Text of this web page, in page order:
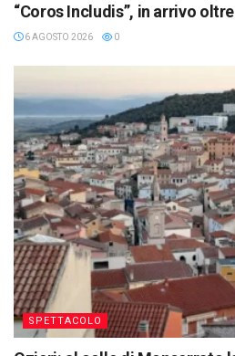
“Coros Includis”, in arrivo
6 AGOSTO 2026 0
SPETTACOLO